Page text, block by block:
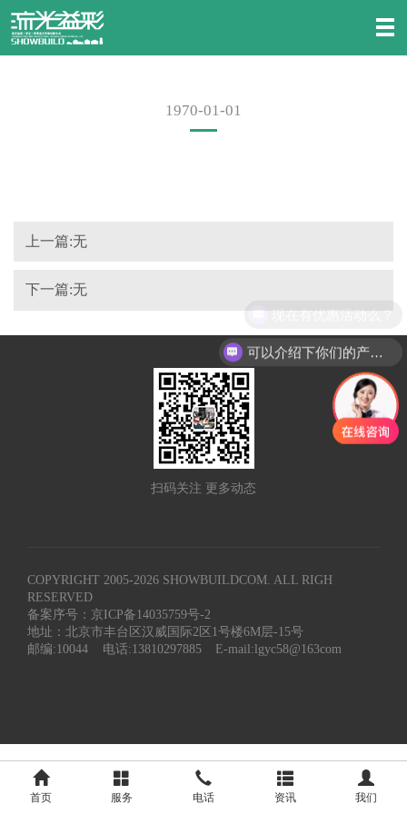
1970-01-01
上一篇:无
下一篇:无
扫码关注 更多动态
COPYRIGHT 2005-2026 SHOWBUILDCOM. ALL RIGH
RESERVED
备案序号：京ICP备14035759号-2
地址：北京市丰台区汉威国际2区1号楼6M层-15号
邮编:10044
电话:13810297885 E-mail:lgyc58@163com
首页 服务 电话 资讯 我们
可以介绍下你们的产品么？
现在有优惠活动么？